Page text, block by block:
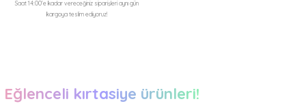
Saat 14:00'e kadar vereceğiniz siparişleri aynı gün
kargoya teslim ediyoruz!
Eğlenceli kırtasiye ürünleri!